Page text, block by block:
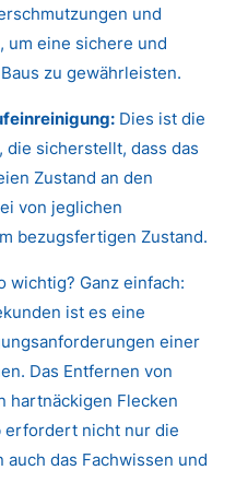
und
um eine sichere und
zu gewährleisten.
Dies ist die
die sicherstellt, dass das
Zustand an den
von jeglichen
bezugsfertigen Zustand.
wichtig? Ganz einfach:
ist es eine
einer
Das Entfernen von
hartnäckigen Flecken
erfordert nicht nur die
das Fachwissen und